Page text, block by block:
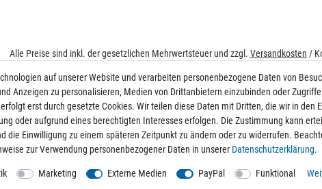
Alle Preise sind inkl. der gesetzlichen Mehrwertsteuer und zzgl. Versandkosten /
Kontakt
auf unserer Website und verarbeiten personenbezogene Daten von
Anzeigen zu personalisieren, Medien von Drittanbietern einzubinden oder
erst durch gesetzte Cookies. Wir teilen diese Daten mit Dritten, die wir in den
oder aufgrund eines berechtigten Interesses erfolgen. Die Zustimmung kann
die Einwilligung zu einem späteren Zeitpunkt zu ändern oder zu widerrufen.
zur Verwendung personenbezogener Daten in unserer Daten­schutz­erklärung.
Marketing Externe Medien PayPal Funktional
willigen Sie der Verarbeitung der Daten zum Zweck des Versands von